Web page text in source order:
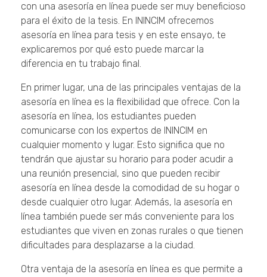
con una asesoría en línea puede ser muy beneficioso
para el éxito de la tesis. En ININCIM ofrecemos
asesoría en línea para tesis y en este ensayo, te
explicaremos por qué esto puede marcar la
diferencia en tu trabajo final.
En primer lugar, una de las principales ventajas de la
asesoría en línea es la flexibilidad que ofrece. Con la
asesoría en línea, los estudiantes pueden
comunicarse con los expertos de ININCIM en
cualquier momento y lugar. Esto significa que no
tendrán que ajustar su horario para poder acudir a
una reunión presencial, sino que pueden recibir
asesoría en línea desde la comodidad de su hogar o
desde cualquier otro lugar. Además, la asesoría en
línea también puede ser más conveniente para los
estudiantes que viven en zonas rurales o que tienen
dificultades para desplazarse a la ciudad.
Otra ventaja de la asesoría en línea es que permite a